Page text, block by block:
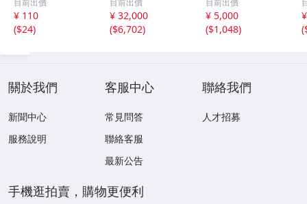
浅野八郎(著者)
目前出價
¥ 110
($24)
地天珠組み合わせ
ブレスレット 縞
瑪瑙 古玩 アンテ
目前出價
¥ 32,000
($6,702)
祈祷像 唐物 骨董
品 古美術 古玉 彫
刻 時代物 魔除け
目前出價
¥ 5,000
($1,048)
(
關於我們
新聞中心
服務說明
客服中心
常見問答
聯絡客服
最新公告
聯絡我們
人才招募
手機逛拍賣，購物更便利